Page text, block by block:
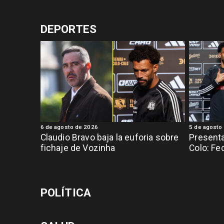
DEPORTES
Claudio Bravo baja la euforia sobre
fichaje de Vozinha
6 de agosto de 2026
Colo:
5 de agosto
POLÍTICA